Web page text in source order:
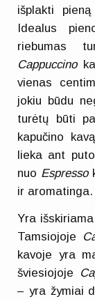
išplakti
Idealus
riebumas
Cappuccino
vienas
jokiu būdu
turėtų būti
kapučino
lieka ant
nuo Espresso
ir aromatinga.
Yra
Tamsiojoje
kavoje yra
šviesiojoje
– yra žymiai